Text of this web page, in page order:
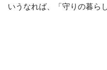
いうなれば、「守りの暮ら